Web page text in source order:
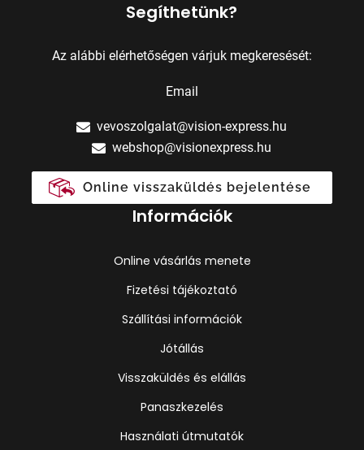
Segíthetünk?
Az alábbi elérhetőségen várjuk megkeresését:
Email
vevoszolgalat@vision-express.hu
webshop@visionexpress.hu
Online visszaküldés bejelentése
Információk
Online vásárlás menete
Fizetési tájékoztató
Szállítási információk
Jótállás
Visszaküldés és elállás
Panaszkezelés
Használati útmutatók